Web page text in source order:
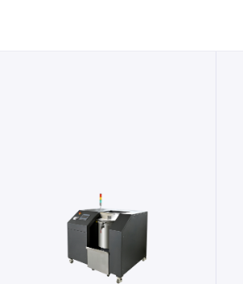
les petits établissements de santé,
laboratoires et cliniques, capable de
traiter jusqu’à 10 kg/heure avec de très
faibles coûts d’exploitation tout en
garantissant une conformité totale aux
normes internationales.